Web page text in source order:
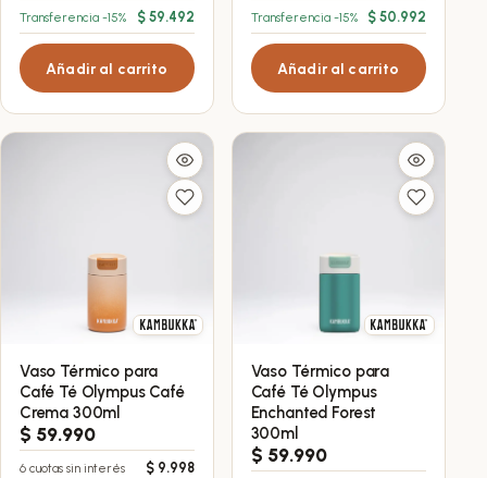
Transferencia -15% $ 59.492
Añadir al carrito
Transferencia -15% $50.992
Añadir al carrito
Vaso Térmico para
Café Té Olympus Café
Crema 300ml
$ 59.990
6 cuotas sin interés $ 9.998
Vaso Térmico para
Café Té Olympus
Enchanted Forest
300ml
$ 59.990